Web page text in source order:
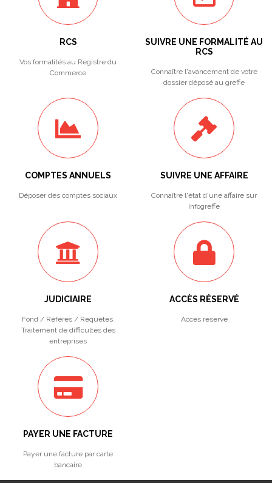
RCS
Vos formalités au Registre du
Commerce
SUIVRE UNE FORMALITÉ AU
RCS
Connaître l'avancement de votre
dossier déposé au greffe
COMPTES ANNUELS
Déposer des comptes sociaux
SUIVRE UNE AFFAIRE
Connaître l'état d'une affaire sur
Infogreffe
JUDICIAIRE
Fond / Référés / Requêtes.
Traitement de difficultés des
entreprises
ACCÈS RÉSERVÉ
Accès réservé
PAYER UNE FACTURE
Payer une facture par carte
bancaire